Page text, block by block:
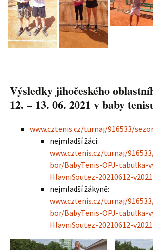
Výsledky jihočeského
12. – 13. 06. 2021 v baby
www.cztenis.cz/turnaj/916533/
nejmladší žáci:
www.cztenis.cz/turnaj/
bor/BabyTenis-OPJ-tabulka-
HlavniSoutez-20210612-
nejmladší žákyně:
www.cztenis.cz/turnaj/
bor/BabyTenis-OPJ-tabulka-
HlavniSoutez-20210612-